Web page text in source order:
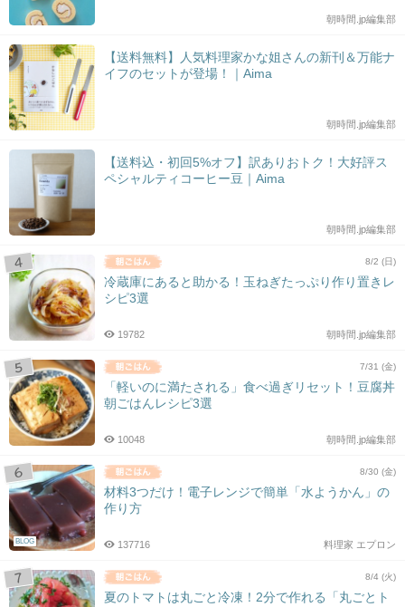
朝時間.jp編集部
【送料無料】人気料理家かな姐さんの新刊＆万能ナ
イフのセットが登場！｜Aima
朝時間.jp編集部
【送料込・初回5%オフ】訳ありおトク！大好評ス
ペシャルティコーヒー豆｜Aima
朝時間.jp編集部
8/2 (日)
冷蔵庫にあると助かる！玉ねぎたっぷり作り置きレ
シピ3選
朝時間.jp編集部
19782
7/31 (金)
「軽いのに満たされる」食べ過ぎリセット！豆腐丼
朝ごはんレシピ3選
朝時間.jp編集部
10048
BLOG
8/30 (金)
材料3つだけ！電子レンジで簡単「水ようかん」の
作り方
料理家 エプロン
137716
8/4 (火)
夏のトマトは丸ごと冷凍！2分で作れる「丸ごとト